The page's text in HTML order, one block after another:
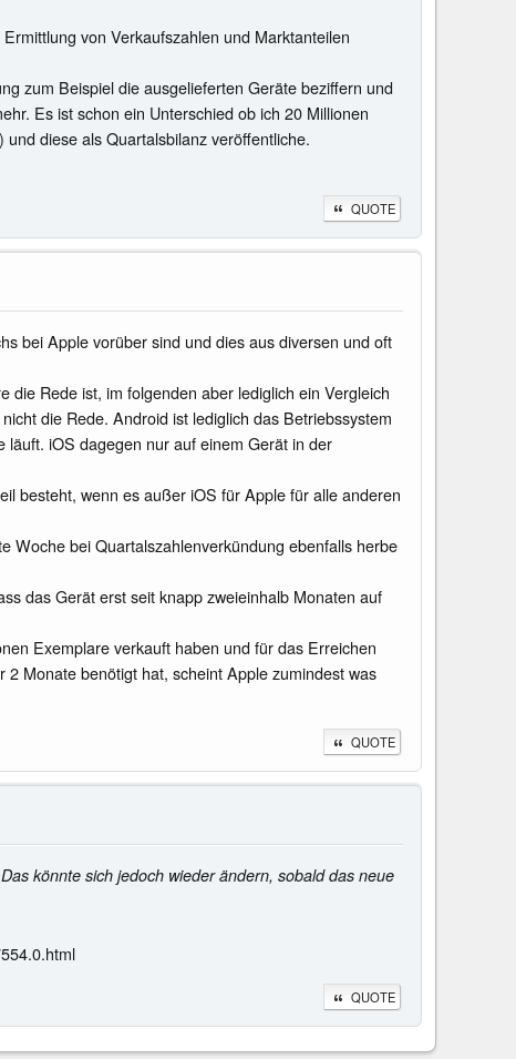
von Verkaufszahlen und Marktanteilen
zum Beispiel die ausgelieferten Geräte beziffern und
Es ist schon ein Unterschied ob ich 20 Millionen
diese als Quartalsbilanz veröffentliche.
QUOTE
bei Apple vorüber sind und dies aus diversen und oft
Rede ist, im folgenden aber lediglich ein Vergleich
die Rede. Android ist lediglich das Betriebssystem
iOS dagegen nur auf einem Gerät in der
besteht, wenn es außer iOS für Apple für alle anderen
Woche bei Quartalszahlenverkündung ebenfalls herbe
das Gerät erst seit knapp zweieinhalb Monaten auf
Exemplare verkauft haben und für das Erreichen
Monate benötigt hat, scheint Apple zumindest was
QUOTE
könnte sich jedoch wieder ändern, sobald das neue
QUOTE